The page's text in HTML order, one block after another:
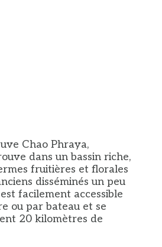
Chao Phraya,
dans un bassin riche,
fruitières et florales
disséminés un peu
facilement accessible
ou par bateau et se
20 kilomètres de